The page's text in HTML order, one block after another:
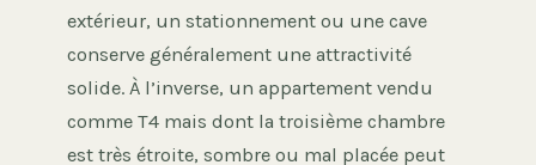
extérieur, un stationnement ou une cave
conserve généralement une attractivité
solide. À l’inverse, un appartement vendu
comme T4 mais dont la troisième chambre
est très étroite, sombre ou mal placée peut